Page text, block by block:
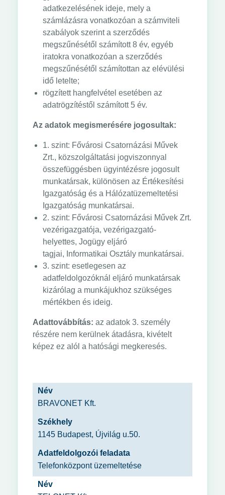
adatkezelésének ideje, mely a
számlázásra vonatkozóan a számviteli
szabályok szerint a szerződés
megszűnésétől számított 8 év, egyéb
iratokra vonatkozóan a szerződés
megszűnésétől számítottan az elévülési
idő letelte;
rögzített hangfelvétel esetében az
adatrögzítéstől számított 5 év.
Az adatok megismerésére jogosultak:
1. szint: Fővárosi Csatornázási Művek
Zrt., közszolgáltatási jogviszonnyal
összefüggésben ügyintézésre jogosult
munkatársak, különösen az Értékesítési
Igazgatóság és a Hálózatüzemeltetési
Igazgatóság munkatársai.
2. szint: Fővárosi Csatornázási Művek Zrt.
vezérigazgatója, vezérigazgató-
helyettes, Jogügy eljáró
tagjai, Informatikai Osztály munkatársai.
3. szint: esetlegesen az
adatfeldolgozóknál eljáró munkatársak
kizárólag a munkájukhoz szükséges
mértékben és ideig.
Adattovábbítás: az adatok 3. személy
részére nem kerülnek átadásra, kivételt
képez ez alól a hatósági megkeresés.
BRAVONET Kft.
Név
1145 Budapest, Újvilág u.50.
Székhely
Telefonközpont üzemeltetése
Adatfeldolgozói feladata
Név